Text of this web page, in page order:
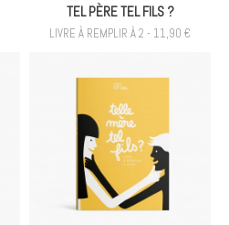
TEL PÈRE TEL FILS ?
LIVRE À REMPLIR À 2 - 11,90 €